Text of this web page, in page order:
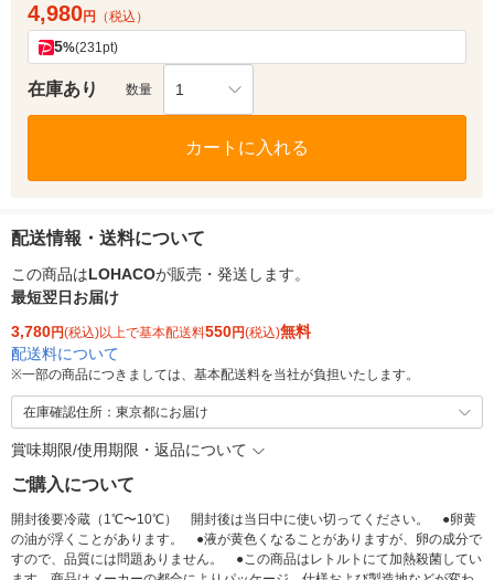
4,980円 （税込）
5%(231pt)
在庫あり 数量 1
カートに入れる
配送情報・送料について
この商品はLOHACOが販売・発送します。
最短翌日お届け
3,780円(税込)以上で基本配送料550円(税込)無料
配送料について
※一部の商品につきましては、基本配送料を当社が負担いたします。
在庫確認住所：東京都にお届け
賞味期限/使用期限・返品について
ご購入について
開封後要冷蔵（1℃〜10℃） 開封後は当日中に使い切ってください。 ●卵黄
の油が浮くことがあります。 ●液が黄色くなることがありますが、卵の成分で
すので、品質には問題ありません。 ●この商品はレトルトにて加熱殺菌してい